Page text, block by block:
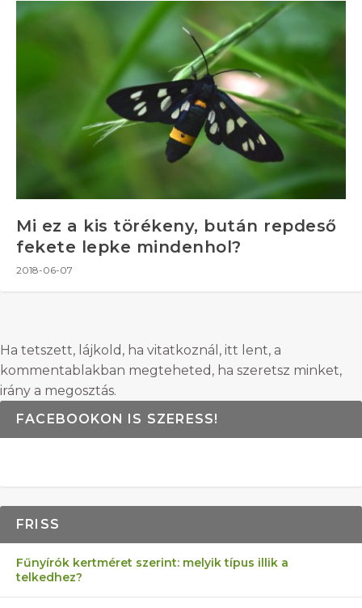
Mi ez a kis törékeny, bután repdeső
fekete lepke mindenhol?
2018-06-07
Ha tetszett, lájkold, ha vitatkoznál, itt lent, a
kommentablakban megteheted, ha szeretsz minket,
irány a megosztás.
FACEBOOKON IS SZERESS!
FRISS
Fűnyírók kertméret szerint: melyik típus illik a
telkedhez?